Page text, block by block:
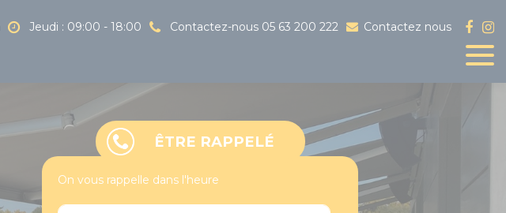
Jeudi : 09:00 - 18:00 Contactez-nous 05 63 200 222 Contactez nous
ÊTRE RAPPELÉ
On vous rappelle dans l'heure